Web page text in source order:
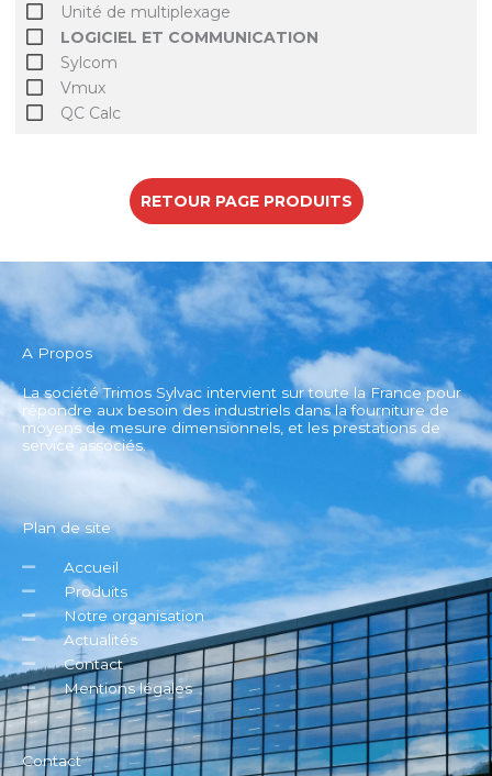
Unité de multiplexage
LOGICIEL ET COMMUNICATION
Sylcom
Vmux
QC Calc
RETOUR PAGE PRODUITS
A Propos
La société Trimos Sylvac intervient sur toute la France pour
répondre aux besoin des industriels dans la fourniture de
moyens de mesure dimensionnels, et les prestations de
service associés.
Plan de site
Accueil
Produits
Notre organisation
Actualités
Contact
Mentions légales
Contact